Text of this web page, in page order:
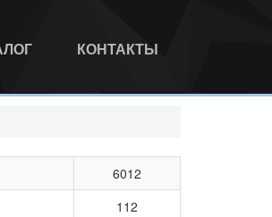
КОНТАКТЫ
6012
112